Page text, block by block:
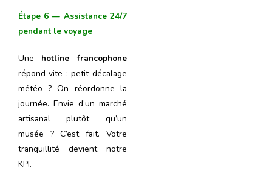
Étape 6 — Assistance 24/7
pendant le voyage
Une hotline francophone
répond vite : petit décalage
météo ? On réordonne la
journée. Envie d’un marché
artisanal plutôt qu’un
musée ? C’est fait. Votre
tranquillité devient notre
KPI.